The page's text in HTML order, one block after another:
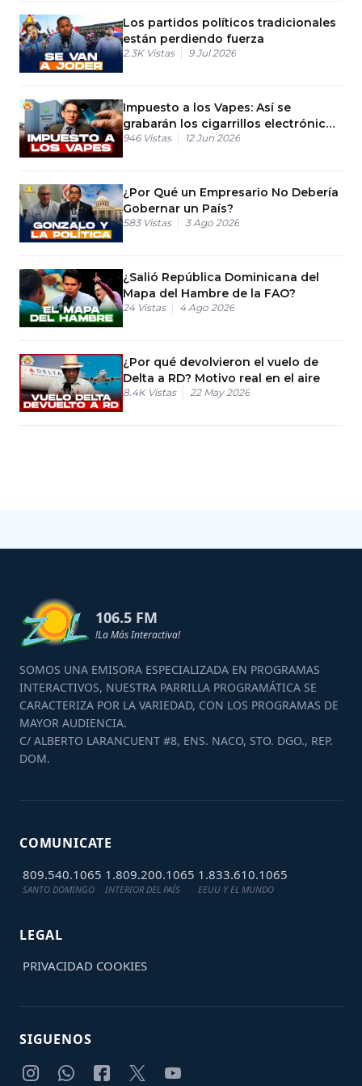
Los partidos políticos tradicionales
están perdiendo fuerza
2.3K Vistas 9 Jul 2026
Impuesto a los Vapes: Así se
grabarán los cigarrillos electrónicos
en RD
946 Vistas 12 Jun 2026
¿Por Qué un Empresario No Debería
Gobernar un País?
583 Vistas 3 Ago 2026
¿Salió República Dominicana del
Mapa del Hambre de la FAO?
24 Vistas 4 Ago 2026
¿Por qué devolvieron el vuelo de
Delta a RD? Motivo real en el aire
8.4K Vistas 22 May 2026
106.5 FM
!La Más Interactiva!
SOMOS UNA EMISORA ESPECIALIZADA EN PROGRAMAS
INTERACTIVOS, NUESTRA PARRILLA PROGRAMÁTICA SE
CARACTERIZA POR LA VARIEDAD, CON LOS PROGRAMAS DE
MAYOR AUDIENCIA.
C/ ALBERTO LARANCUENT #8, ENS. NACO, STO. DGO., REP.
DOM.
COMUNICATE
809.540.1065
SANTO DOMINGO
1.809.200.1065
INTERIOR DEL PAÍS
1.833.610.1065
EEUU Y EL MUNDO
LEGAL
PRIVACIDAD COOKIES
SIGUENOS